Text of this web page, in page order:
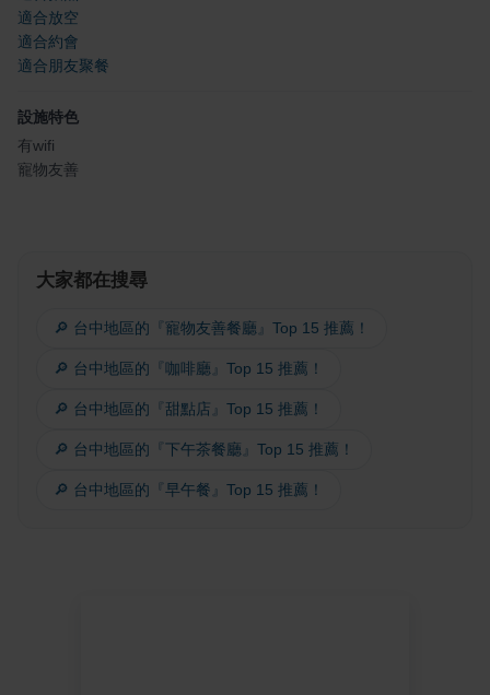
適合放空
適合約會
適合朋友聚餐
設施特色
有wifi
寵物友善
大家都在搜尋
🔎 台中地區的『寵物友善餐廳』Top 15 推薦！
🔎 台中地區的『咖啡廳』Top 15 推薦！
🔎 台中地區的『甜點店』Top 15 推薦！
🔎 台中地區的『下午茶餐廳』Top 15 推薦！
🔎 台中地區的『早午餐』Top 15 推薦！